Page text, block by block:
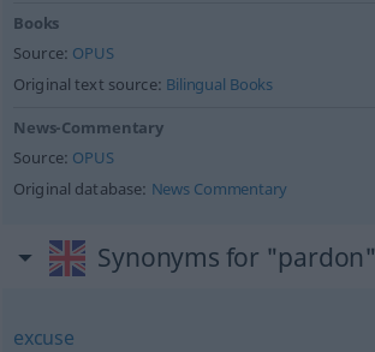
Books
Source: OPUS
Original text source: Bilingual Books
News-Commentary
Source: OPUS
Original database: News Commentary
Synonyms for "pardon"
excuse